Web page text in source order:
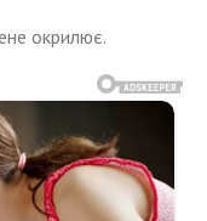
окрилює.